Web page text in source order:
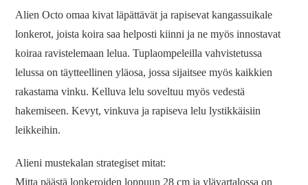
Alien Octo omaa kivat läpättävät ja rapisevat kangassuikale
lonkerot, joista koira saa helposti kiinni ja ne myös innostavat
koiraa ravistelemaan lelua. Tuplaompeleilla vahvistetussa
lelussa on täytteellinen yläosa, jossa sijaitsee myös kaikkien
rakastama vinku. Kelluva lelu soveltuu myös vedestä
hakemiseen. Kevyt, vinkuva ja rapiseva lelu lystikkäisiin
leikkeihin.
Alieni mustekalan strategiset mitat:
Mitta päästä lonkeroiden loppuun 28 cm ja ylävartalossa on